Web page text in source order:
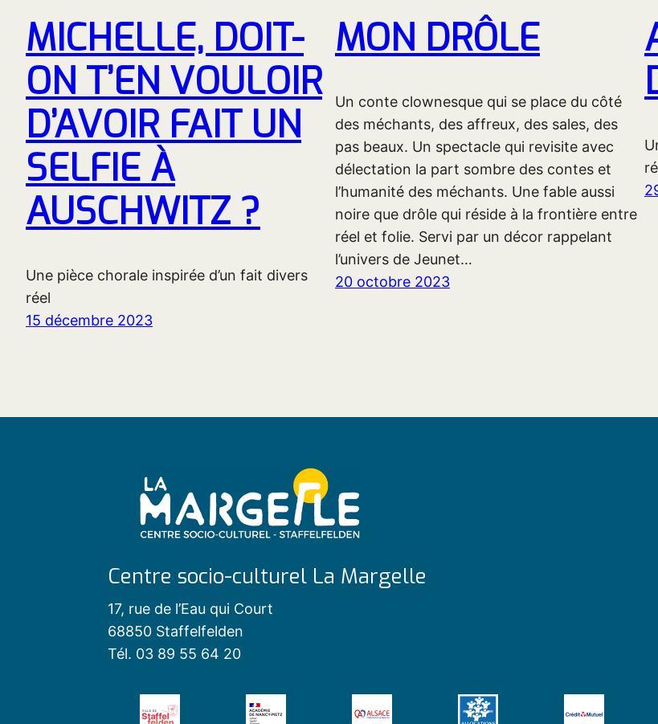
MICHELLE, DOIT-
ON T’EN VOULOIR
D’AVOIR FAIT UN
SELFIE À
AUSCHWITZ ?
Une pièce chorale inspirée d’un fait divers
réel
15 décembre 2023
MON DRÔLE
Un conte clownesque qui se place du côté
des méchants, des affreux, des sales, des
pas beaux. Un spectacle qui revisite avec
délectation la part sombre des contes et
l’humanité des méchants. Une fable aussi
noire que drôle qui réside à la frontière entre
réel et folie. Servi par un décor rappelant
l’univers de Jeunet…
20 octobre 2023
Centre socio-culturel La Margelle
17, rue de l’Eau qui Court
68850 Staffelfelden
Tél. 03 89 55 64 20